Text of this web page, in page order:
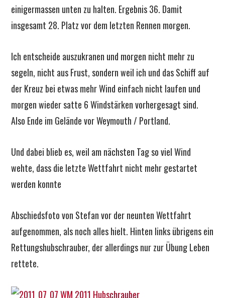
einigermassen unten zu halten. Ergebnis 36. Damit
insgesamt 28. Platz vor dem letzten Rennen morgen.
Ich entscheide auszukranen und morgen nicht mehr zu
segeln, nicht aus Frust, sondern weil ich und das Schiff auf
der Kreuz bei etwas mehr Wind einfach nicht laufen und
morgen wieder satte 6 Windstärken vorhergesagt sind.
Also Ende im Gelände vor Weymouth / Portland.
Und dabei blieb es, weil am nächsten Tag so viel Wind
wehte, dass die letzte Wettfahrt nicht mehr gestartet
werden konnte
Abschiedsfoto von Stefan vor der neunten Wettfahrt
aufgenommen, als noch alles hielt. Hinten links übrigens ein
Rettungshubschrauber, der allerdings nur zur Übung Leben
rettete.